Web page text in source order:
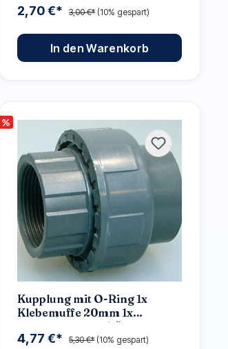
2,70 €* 3,00 €* (10% gespart)
In den Warenkorb
%
Kupplung mit O-Ring 1x
Klebemuffe 20mm 1x
Innengewinde 1/2"
4,77 €* 5,30 €* (10% gespart)